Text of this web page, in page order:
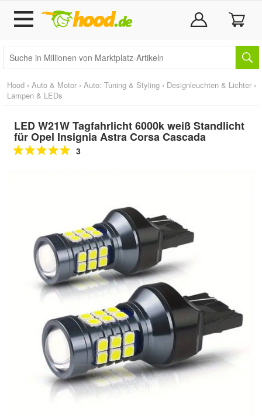
Hood › Auto & Motor › Auto: Tuning & Styling › Designleuchten & Lichter ›
Lampen & LEDs
LED W21W Tagfahrlicht 6000k weiß Standlicht
für Opel Insignia Astra Corsa Cascada
3
Doppelt antippen zum
vergrößern